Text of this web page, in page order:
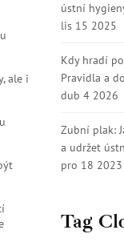
ale i
ústní
lis 15 2025
Kdy hradí
Pravidla a
dub 4 2026
Zubní plak:
a udržet
pro 18 2023
Tag